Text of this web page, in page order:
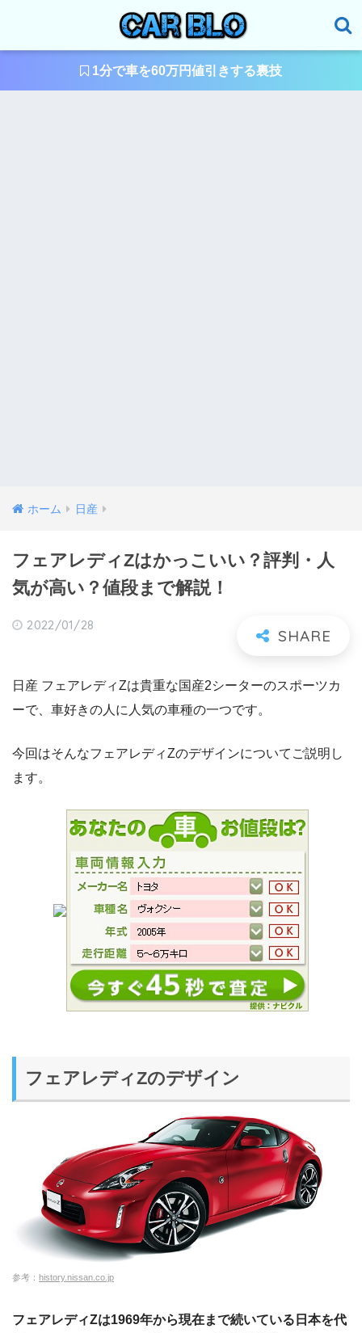
1分で車を60万円値引きする裏技
ホーム 日産
フェアレディZはかっこいい？評判・人
気が高い？値段まで解説！
2022/01/28
日産 フェアレディZは貴重な国産2シーターのスポーツカ
ーで、車好きの人に人気の車種の一つです。
今回はそんなフェアレディZのデザインについてご説明し
ます。
フェアレディZのデザイン
参考： history.nissan.co.jp
フェアレディZは1969年から現在まで続いている日本を代